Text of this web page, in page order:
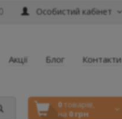
Особистий кабінет
0
Акції Блог Контакти
0товарів,
на 0 грн